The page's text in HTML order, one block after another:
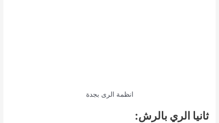
انظمة الرى بجدة
ثانيا الري بالرش: